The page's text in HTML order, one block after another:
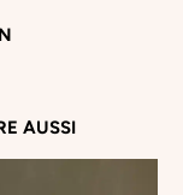
AUSSI